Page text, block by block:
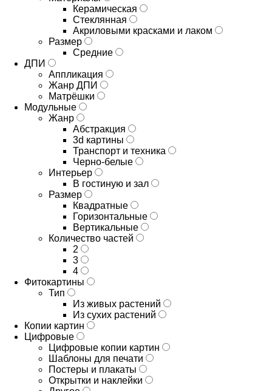
Керамическая
Стеклянная
Акриловыми красками и лаком
Размер
Средние
ДПИ
Аппликация
Жанр ДПИ
Матрёшки
Модульные
Жанр
Абстракция
3d картины
Транспорт и техника
Черно-белые
Интерьер
В гостиную и зал
Размер
Квадратные
Горизонтальные
Вертикальные
Количество частей
2
3
4
Фитокартины
Тип
Из живых растений
Из сухих растений
Копии картин
Цифровые
Цифровые копии картин
Шаблоны для печати
Постеры и плакаты
Открытки и наклейки